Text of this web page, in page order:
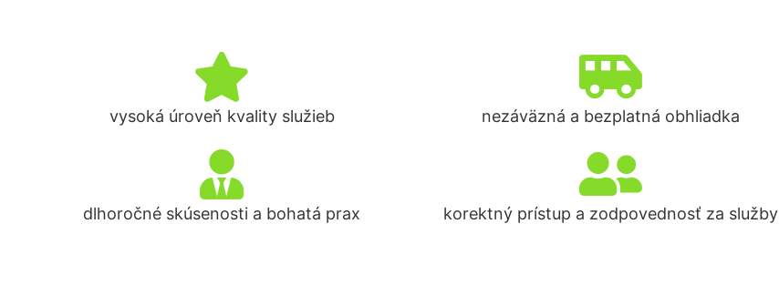
vysoká úroveň kvality služieb nezáväzná a bezplatná obhliadka
dlhoročné skúsenosti a bohatá prax korektný prístup a zodpovednosť za služby